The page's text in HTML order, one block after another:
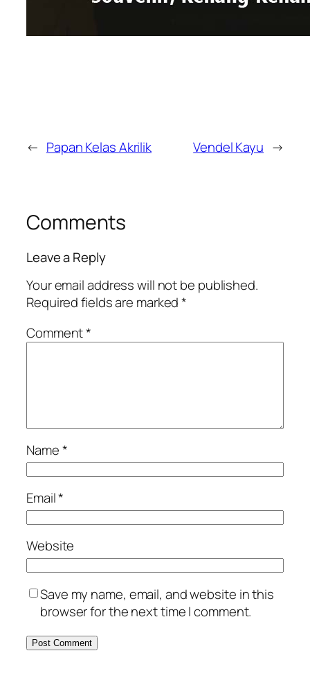
← Papan Kelas Akrilik Vendel Kayu →
Comments
Leave a Reply
Your email address will not be published.
Required fields are marked*
Comment*
Name*
Email*
Website
Save my name, email, and website in this
browser for the next time I comment.